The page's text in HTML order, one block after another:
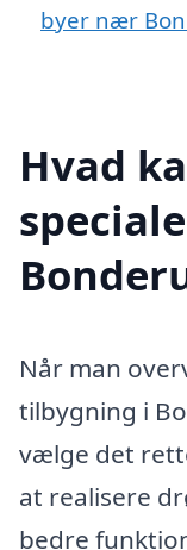
byer nær
Hvad
Når man
tilbygning i
vælge det
at realisere
bedre